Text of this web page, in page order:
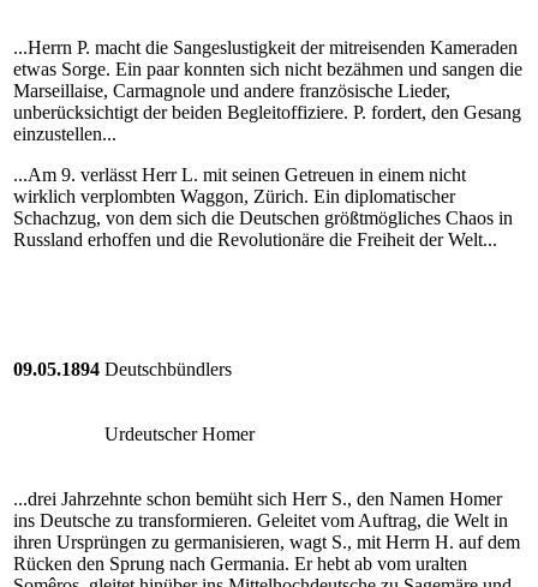
...Herrn P. macht die Sangeslustigkeit der mitreisenden Kameraden
etwas Sorge. Ein paar konnten sich nicht bezähmen und sangen die
Marseillaise, Carmagnole und andere französische Lieder,
unberücksichtigt der beiden Begleitoffiziere. P. fordert, den Gesang
einzustellen...
...Am 9. verlässt Herr L. mit seinen Getreuen in einem nicht
wirklich verplombten Waggon, Zürich. Ein diplomatischer
Schachzug, von dem sich die Deutschen größtmögliches Chaos in
Russland erhoffen und die Revolutionäre die Freiheit der Welt...
09.05.1894 Deutschbündlers
Urdeutscher Homer
...drei Jahrzehnte schon bemüht sich Herr S., den Namen Homer
ins Deutsche zu transformieren. Geleitet vom Auftrag, die Welt in
ihren Ursprüngen zu germanisieren, wagt S., mit Herrn H. auf dem
Rücken den Sprung nach Germania. Er hebt ab vom uralten